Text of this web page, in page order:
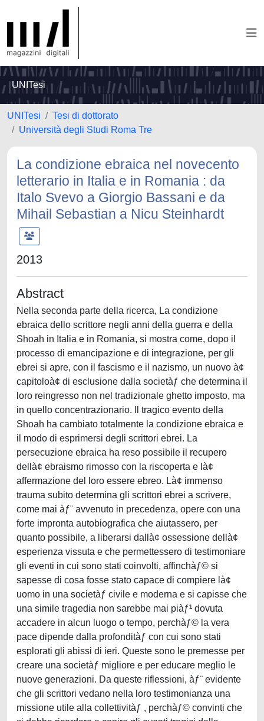
UNITesi
UNITesi
Tesi di dottorato
Università degli Studi Roma Tre
La condizione ebraica nel novecento
letterario in Italia e in Romania : da
Italo Svevo a Giorgio Bassani e da
Mihail Sebastian a Nicu Steinhardt
2013
Abstract
Nella seconda parte della ricerca, La condizione
ebraica dello scrittore negli anni della guerra e della
Shoah in Italia e in Romania, si mostra come, dopo il
processo di emancipazione e di integrazione, per gli
ebrei si apre, con il fascismo e il nazismo, un nuovo à¢
capitoloà¢ di esclusione dalla societàƒ che determina il
loro reingresso non nel tradizionale ghetto imposto, ma
in quello concentrazionario. Il tragico evento della
Shoah ha cambiato totalmente la condizione ebraica e
il modo di esprimersi degli scrittori ebrei. La
persecuzione ebraica ha reso possibile il recupero
dellà¢ ebraismo rimosso con la riscoperta e là¢
affermazione del loro essere ebreo. Là¢ immenso
trauma subito determina gli scrittori ebrei a scrivere,
come mai àƒ¨ avvenuto in precedenza, opere con una
forte impronta autobiografica che aiutassero, per
quanto possibile, a liberarsi dallà¢ ossessione dellà¢
esperienza vissuta e che permettessero di testimoniare
gli eventi in cui sono stati coinvolti, affinchàƒ© si
sapesse di cosa fosse stato capace di compiere là¢
uomo in una societàƒ civile e moderna e si capisse che
una simile tragedia non sarebbe mai piàƒ¹ dovuta
accadere in alcun luogo o tempo, perchàƒ© la vera
pace dipende dalla profonditàƒ con cui sono stati
esplorati gli abissi di ieri. Queste sono le premesse per
creare una societàƒ migliore e per educare meglio le
nuove generazioni. Da queste riflessioni, àƒ¨ evidente
che gli scrittori vedano nella loro testimonianza una
missione utile alla collettivitàƒ , perchàƒ© convinti che